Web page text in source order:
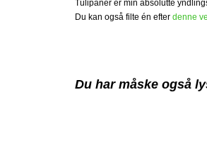
Tulipaner er min absolutte
Du kan også filte én efter denne
Du har måske også